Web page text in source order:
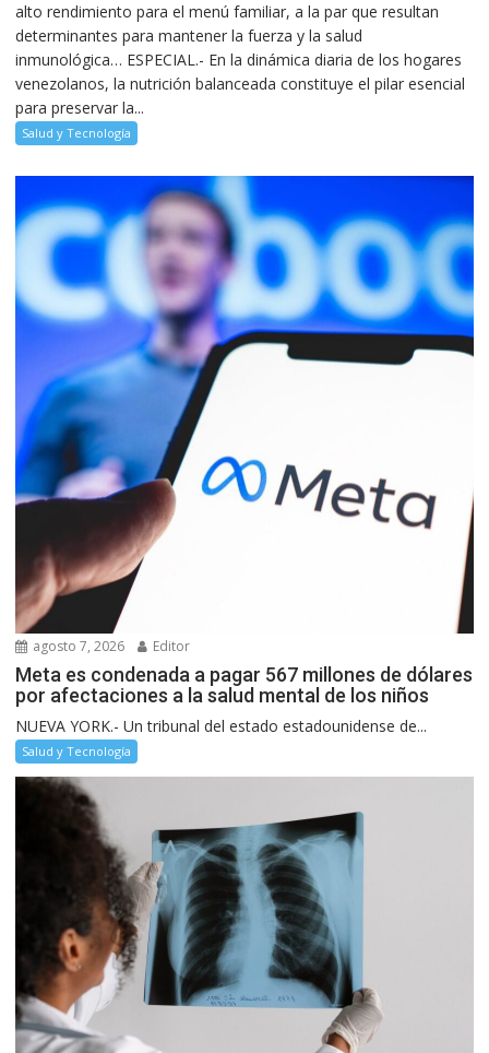
alto rendimiento para el menú familiar, a la par que resultan
determinantes para mantener la fuerza y la salud
inmunológica… ESPECIAL.- En la dinámica diaria de los hogares
venezolanos, la nutrición balanceada constituye el pilar esencial
para preservar la...
Salud y Tecnología
agosto 7, 2026 Editor
Meta es condenada a pagar 567 millones de dólares
por afectaciones a la salud mental de los niños
NUEVA YORK.- Un tribunal del estado estadounidense de...
Salud y Tecnología